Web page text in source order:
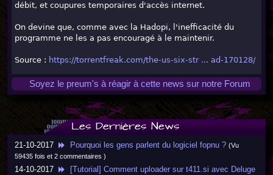
débit, et coupures temporaires d'accès internet.
On devine que, comme avec la Hadopi, l'inefficacité du
programme ne les a pas encouragé à le maintenir.
Source : https://torrentfreak.com/the-us-six-str ... ad-170128/
Soyez le preum's à réagir à cette news sur notre Forum
Les Dernières News
21-10-2017 Pourquoi les gens parlent du logiciel fopnu ? (Vu
59435 fois et 2 commentaires )
14-10-2017
[Tutorial] Comment uploader sur t411.si avec Deluge